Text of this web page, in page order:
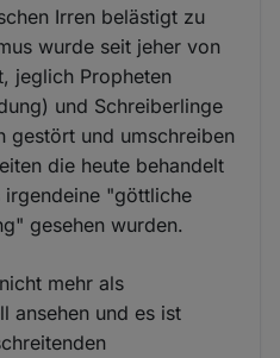
Irren belästigt zu
wurde seit jeher von
jeglich Propheten
und Schreiberlinge
gestört und umschreiben
die heute behandelt
"göttliche
gesehen wurden.
mehr als
ansehen und es ist